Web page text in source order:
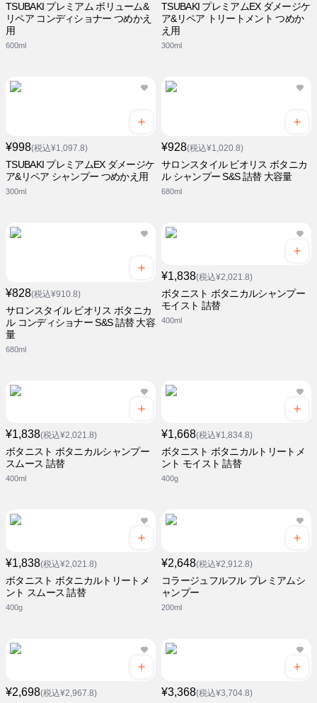
TSUBAKI プレミアム ボリューム&
リペア コンディショナー つめかえ
用
600ml
TSUBAKI プレミアムEX ダメージケ
ア&リペア トリートメント つめか
え用
300ml
¥998(税込¥1,097.8)
TSUBAKI プレミアムEX ダメージケ
ア&リペア シャンプー つめかえ用
300ml
¥928(税込¥1,020.8)
サロンスタイル ビオリス ボタニカ
ル シャンプー S&S 詰替 大容量
680ml
¥828(税込¥910.8)
サロンスタイル ビオリス ボタニカ
ル コンディショナー S&S 詰替 大容
量
680ml
¥1,838(税込¥2,021.8)
ボタニスト ボタニカルシャンプー
モイスト 詰替
400ml
¥1,838(税込¥2,021.8)
ボタニスト ボタニカルシャンプー
スムース 詰替
400ml
¥1,668(税込¥1,834.8)
ボタニスト ボタニカルトリートメ
ント モイスト 詰替
400g
¥1,838(税込¥2,021.8)
ボタニスト ボタニカルトリートメ
ント スムース 詰替
400g
¥2,648(税込¥2,912.8)
コラージュフルフル プレミアムシ
ャンプー
200ml
¥2,698(税込¥2,967.8) ¥3,368(税込¥3,704.8)